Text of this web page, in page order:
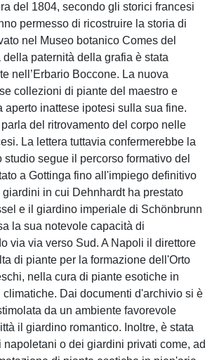
del 1804, secondo gli storici francesi
permesso di ricostruire la storia di
nel Museo botanico Comes del
paternità della grafia è stata
nell’Erbario Boccone. La nuova
collezioni di piante del maestro e
inattese ipotesi sulla sua fine.
del ritrovamento del corpo nelle
La lettera tuttavia confermerebbe la
segue il percorso formativo del
a Gottinga fino all'impiego definitivo
in cui Dehnhardt ha prestato
e il giardino imperiale di Schönbrunn
la sua notevole capacità di
via via verso Sud. A Napoli il direttore
di piante per la formazione dell'Orto
nella cura di piante esotiche in
Dai documenti d'archivio si è
da un ambiente favorevole
il giardino romantico. Inoltre, è stata
o dei giardini privati come, ad